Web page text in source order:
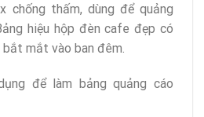
chống thấm, dùng để quảng
hiệu hộp đèn cafe đẹp có
mắt vào ban đêm.
để làm bảng quảng cáo